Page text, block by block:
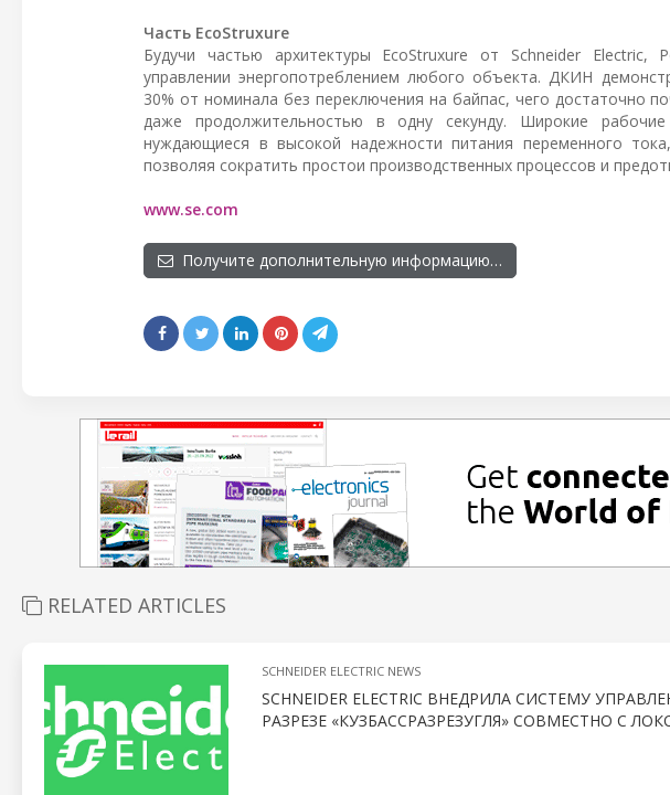
Часть EcoStruxure
Будучи частью архитектуры EcoStruxure от Schneider
управлении энергопотреблением любого объекта. ДКИН
30% от номинала без переключения на байпас, чего достаточно
даже продолжительностью в одну секунду. Широкие
нуждающиеся в высокой надежности питания переменного
позволяя сократить простои производственных процессов и
www.se.com
Получите дополнительную информацию…
RELATED ARTICLES
SCHNEIDER ELECTRIC NEWS
SCHNEIDER ELECTRIC ВНЕДРИЛА СИСТЕМУ
РАЗРЕЗЕ «КУЗБАССРАЗРЕЗУГЛЯ» СОВМЕСТНО С